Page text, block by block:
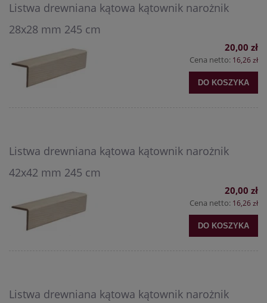
Listwa drewniana kątowa kątownik narożnik
28x28 mm 245 cm
20,00 zł
Cena netto: 16,26 zł
DO KOSZYKA
Listwa drewniana kątowa kątownik narożnik
42x42 mm 245 cm
20,00 zł
Cena netto: 16,26 zł
DO KOSZYKA
Listwa drewniana kątowa kątownik narożnik